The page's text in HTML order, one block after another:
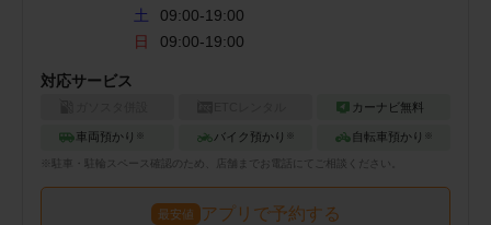
土
09:00-19:00
日
09:00-19:00
対応サービス
カーナビ無料
車両預かり ※ バイク預かり ※ 自転車預かり ※
※ 駐車・駐輪 スペース確認のため、店舗までお電話にてご相談ください。
最安値 アプリで予約する